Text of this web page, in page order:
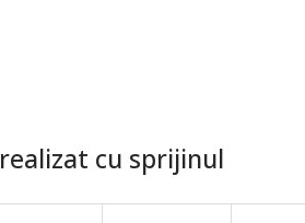
cu sprijinul